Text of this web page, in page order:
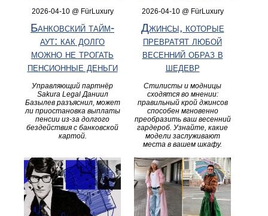
2026-04-10 @ FürLuxury
Банковский тайм-
аут: как долго
можно не трогать
пенсионные деньги
Управляющий партнёр
Sakura Legal Даниил
Базылев разъяснил, может
ли приостановка выплаты
пенсии из-за долгого
бездействия с банковской
картой.
2026-04-10 @ FürLuxury
Джинсы, которые
превратят любой
весенний образ в
шедевр
Стилисты и модницы
сходятся во мнении:
правильный крой джинсов
способен мгновенно
преобразить ваш весенний
гардероб. Узнайте, какие
модели заслуживают
места в вашем шкафу.